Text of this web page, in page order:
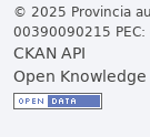
© 2025 Provincia
00390090215 PEC:
CKAN API
Open